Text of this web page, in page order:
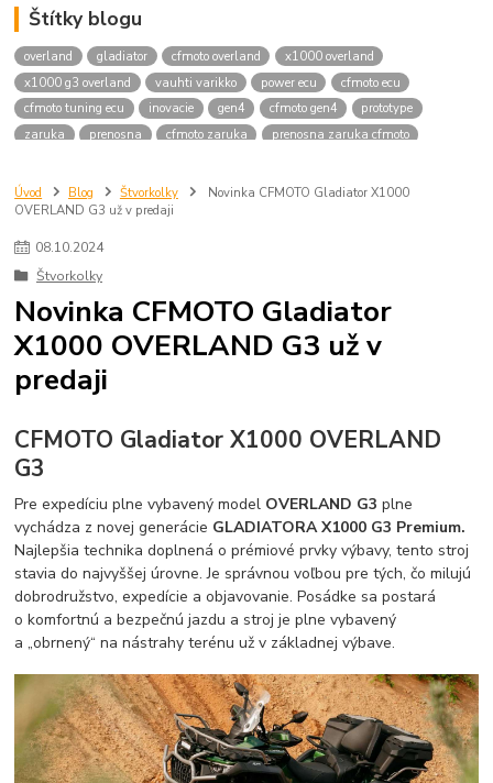
Štítky blogu
overland gladiator cfmoto overland
x1000 overland
x1000 g3 overland
vauhti varikko power ecu
cfmoto ecu
cfmoto tuning ecu
inovacie gen4 cfmoto gen4
prototype
zaruka
prenosna cfmoto zaruka
prenosna zaruka cfmoto
goes prenosna zaruka
goes prenositelna zaruka
Úvod Blog Štvorkolky
Novinka CFMOTO Gladiator X1000
OVERLAND G3 už v predaji
08.10.2024
Štvorkolky
Novinka CFMOTO Gladiator
X1000 OVERLAND G3 už v
predaji
CFMOTO Gladiator X1000 OVERLAND
G3
Pre expedíciu plne vybavený model OVERLAND G3plne
vychádza z novej generácie GLADIATORA X1000 G3 Premium.
Najlepšia technika doplnená o prémiové prvky výbavy, tento stroj
stavia do najvyššej úrovne. Je správnou voľbou pre tých, čo milujú
dobrodružstvo, expedície a objavovanie. Posádke sa postará
o komfortnú a bezpečnú jazdu a stroj je plne vybavený
a „obrnený“ na nástrahy terénu už v základnej výbave.